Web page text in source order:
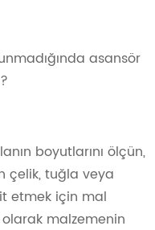
asansör
boyutlarını ölçün,
çelik, tuğla veya
etmek için mal
malzemenin